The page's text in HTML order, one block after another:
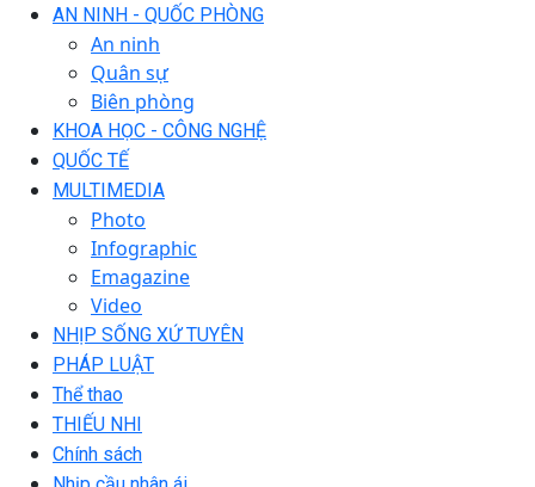
AN NINH - QUỐC PHÒNG
An ninh
Quân sự
Biên phòng
KHOA HỌC - CÔNG NGHỆ
QUỐC TẾ
MULTIMEDIA
Photo
Infographic
Emagazine
Video
NHỊP SỐNG XỨ TUYÊN
PHÁP LUẬT
Thể thao
THIẾU NHI
Chính sách